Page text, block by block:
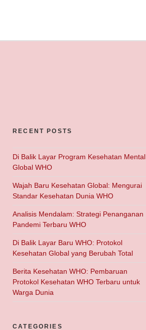
RECENT POSTS
Di Balik Layar Program Kesehatan Mental
Global WHO
Wajah Baru Kesehatan Global: Mengurai
Standar Kesehatan Dunia WHO
Analisis Mendalam: Strategi Penanganan
Pandemi Terbaru WHO
Di Balik Layar Baru WHO: Protokol
Kesehatan Global yang Berubah Total
Berita Kesehatan WHO: Pembaruan
Protokol Kesehatan WHO Terbaru untuk
Warga Dunia
CATEGORIES